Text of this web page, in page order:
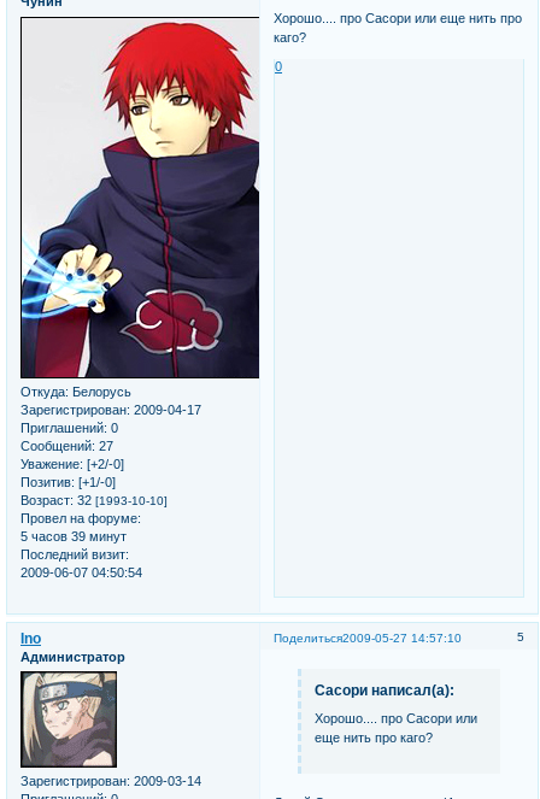
Откуда: Белорусь
Зарегистрирован: 2009-04-17
Приглашений: 0
Сообщений: 27
Уважение: [+2/-0]
Позитив: [+1/-0]
Возраст: 32 [1993-10-10]
Провел на форуме:
5 часов 39 минут
Последний визит:
2009-06-07 04:50:54
Хорошо.... про Сасори или еще нить про
каго?
0
Поделиться 5
2009-05-27 14:57:10
Ino
Администратор
Зарегистрирован: 2009-03-14
Сасори написал(а):
Хорошо.... про Сасори или
еще нить про каго?